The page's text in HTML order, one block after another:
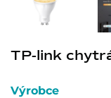
TP-link
Výrobce